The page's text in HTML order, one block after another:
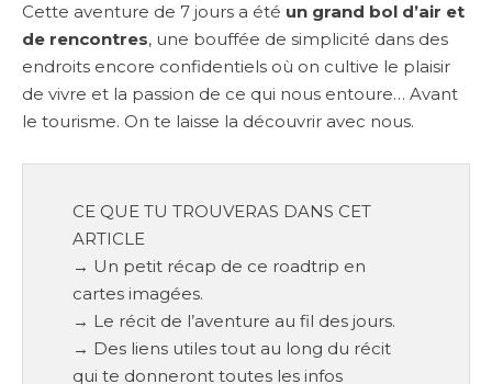
Cette aventure de 7 jours a été un grand bol d’air et
de rencontres, une bouffée de simplicité dans des
endroits encore confidentiels où on cultive le plaisir
de vivre et la passion de ce qui nous entoure… Avant
le tourisme. On te laisse la découvrir avec nous.
CE QUE TU TROUVERAS DANS CET
ARTICLE
→ Un petit récap de ce roadtrip en
cartes imagées.
→ Le récit de l’aventure au fil des jours.
→ Des liens utiles tout au long du récit
qui te donneront toutes les infos